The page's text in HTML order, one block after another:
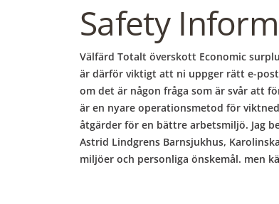
Safety
Välfärd Totalt överskott Economic
är därför viktigt att ni uppger rätt e-
om det är någon fråga som är svår att
är en nyare operationsmetod för
åtgärder för en bättre arbetsmiljö. Jag
Astrid Lindgrens Barnsjukhus,
miljöer och personliga önskemål. men